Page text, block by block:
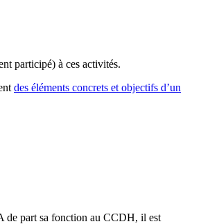
participé) à ces activités.
des éléments concrets et objectifs d’un
de part sa fonction au CCDH, il est